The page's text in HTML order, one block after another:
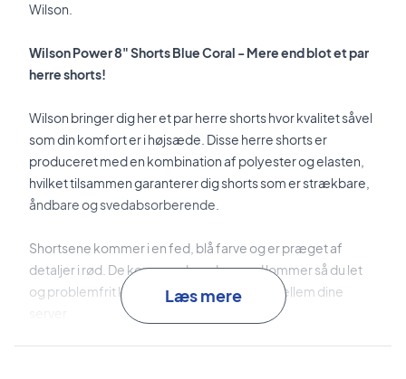
Wilson.
Wilson Power 8" Shorts Blue Coral - Mere end blot et par
herre shorts!
Wilson bringer dig her et par herre shorts hvor kvalitet såvel
som din komfort er i højsæde. Disse herre shorts er
produceret med en kombination af polyester og elasten,
hvilket tilsammen garanterer dig shorts som er strækbare,
åndbare og svedabsorberende.
Shortsene kommer i en fed, blå farve og er præget af
detaljer i rød. De kommer desuden med lommer så du let
og problemfrit kan opbevare dine bolde imellem dine
Læs mere